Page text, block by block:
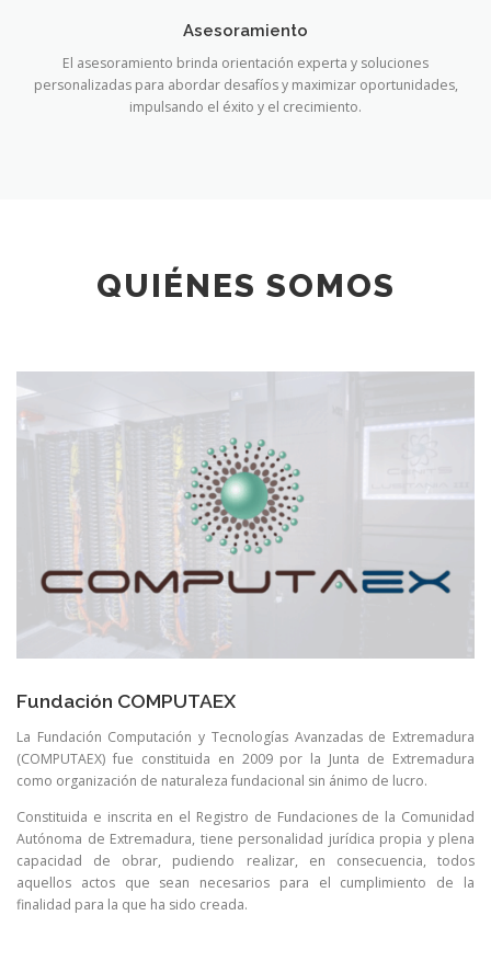
Asesoramiento
El asesoramiento brinda orientación experta y soluciones
personalizadas para abordar desafíos y maximizar oportunidades,
impulsando el éxito y el crecimiento.
QUIÉNES SOMOS
Fundación COMPUTAEX
La Fundación Computación y Tecnologías Avanzadas de Extremadura
(COMPUTAEX) fue constituida en 2009 por la Junta de Extremadura
como organización de naturaleza fundacional sin ánimo de lucro.
Constituida e inscrita en el Registro de Fundaciones de la Comunidad
Autónoma de Extremadura, tiene personalidad jurídica propia y plena
capacidad de obrar, pudiendo realizar, en consecuencia, todos
aquellos actos que sean necesarios para el cumplimiento de la
finalidad para la que ha sido creada.